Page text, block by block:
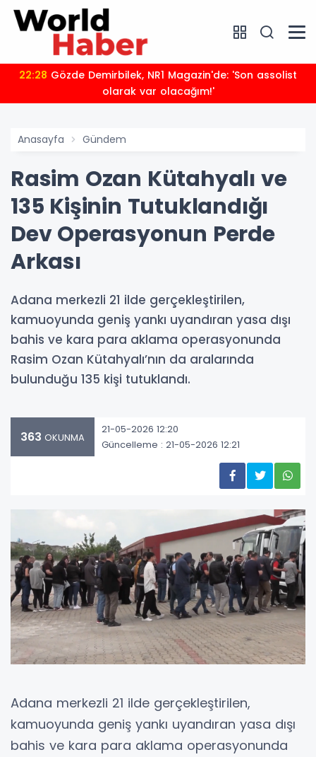
22:28
olarak var olacağım!'
Anasayfa Gündem
Rasim Ozan Kütahyalı ve
135 Kişinin Tutuklandığı
Dev Operasyonun Perde
Arkası
Adana merkezli 21 ilde gerçekleştirilen,
kamuoyunda geniş yankı uyandıran yasa dışı
bahis ve kara para aklama operasyonunda
Rasim Ozan Kütahyalı’nın da aralarında
bulunduğu 135 kişi tutuklandı.
363 OKUNMA
21-05-2026 12:20
Güncelleme : 21-05-2026 12:21
Adana merkezli 21 ilde gerçekleştirilen,
kamuoyunda geniş yankı uyandıran yasa dışı
bahis ve kara para aklama operasyonunda